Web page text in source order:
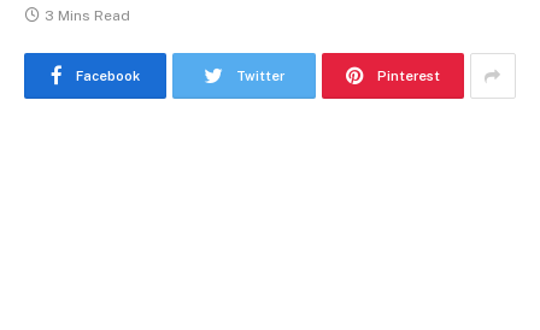
3 Mins Read
Facebook Twitter Pinterest